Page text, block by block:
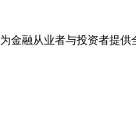
金融从业者与投资者提